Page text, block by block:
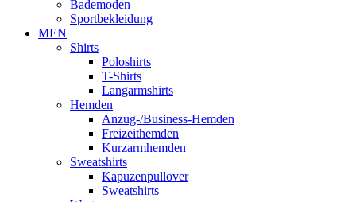
Bademoden
Sportbekleidung
MEN
Shirts
Poloshirts
T-Shirts
Langarmshirts
Hemden
Anzug-/Business-Hemden
Freizeithemden
Kurzarmhemden
Sweatshirts
Kapuzenpullover
Sweatshirts